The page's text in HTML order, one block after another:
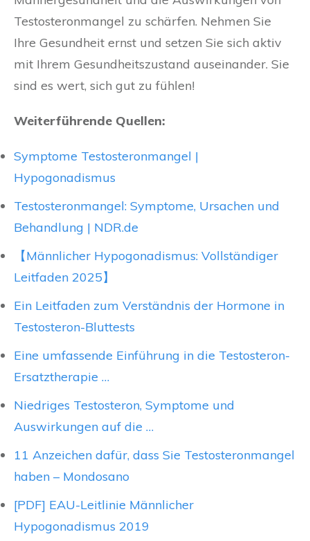
Testosteronmangel zu schärfen. Nehmen Sie
Ihre Gesundheit ernst und setzen Sie sich aktiv
mit Ihrem Gesundheitszustand auseinander. Sie
sind es wert, sich gut zu fühlen!
Weiterführende Quellen:
Symptome Testosteronmangel |
Hypogonadismus
Testosteronmangel: Symptome, Ursachen und
Behandlung | NDR.de
【Männlicher Hypogonadismus: Vollständiger
Leitfaden 2025】
Ein Leitfaden zum Verständnis der Hormone in
Testosteron-Bluttests
Eine umfassende Einführung in die Testosteron-
Ersatztherapie …
Niedriges Testosteron, Symptome und
Auswirkungen auf die …
11 Anzeichen dafür, dass Sie Testosteronmangel
haben – Mondosano
[PDF] EAU-Leitlinie Männlicher
Hypogonadismus 2019